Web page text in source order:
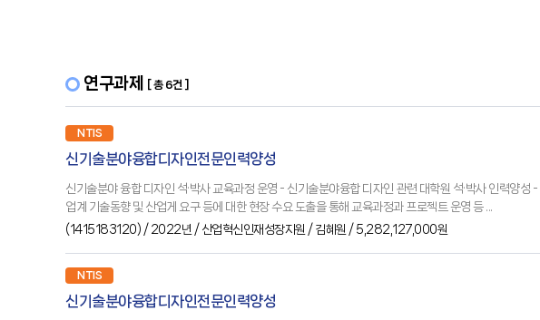
연구과제 [ 총 6건 ]
NTIS
신기술분야융합디자인전문인력양성
신기술분야 융합 디자인 석·박사 교육과정 운영 - 신기술분야융합 디자인 관련 대학원 석·박사 인력양성 -
업계 기술동향 및 산업게 요구 등에 대한 현장 수요 도출을 통해 교육과정과 프로젝트 운영 등 ...
( 1415183120 ) / 2022년 / 산업혁신인재성장지원 / 김혜원 / 5,282,127,000원
NTIS
신기술분야융합디자인전문인력양성